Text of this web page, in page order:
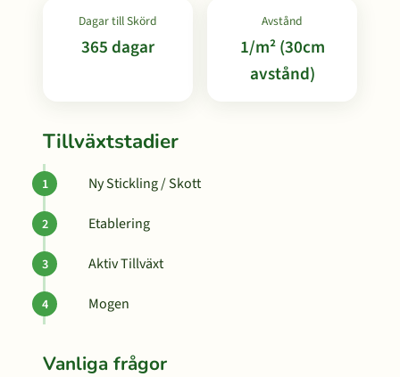
Dagar till Skörd
365 dagar
Avstånd
1/m² (30cm
avstånd)
Tillväxtstadier
Ny Stickling / Skott
Etablering
Aktiv Tillväxt
Mogen
Vanliga frågor